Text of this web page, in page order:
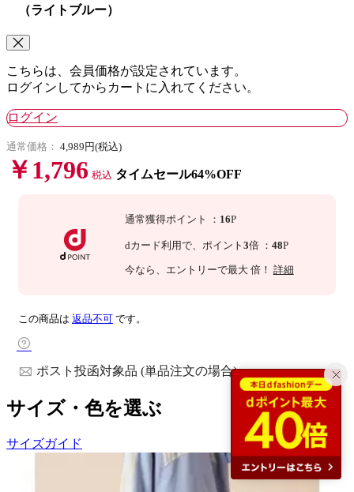
（ライトブルー）
こちらは、会員価格が設定されています。
ログインしてからカートに入れてください。
ログイン
通常価格： 4,989円(税込)
￥1,796 税込 タイムセール64%OFF
通常獲得ポイント ： 16P
dカード利用で、 ポイント 3倍 ： 48P
今なら 、エントリーで最大 倍！ 詳細
この商品は 返品不可 です。
ポスト投函対象品 (単品注文の場合)
サイズ・色を選ぶ
サイズガイド